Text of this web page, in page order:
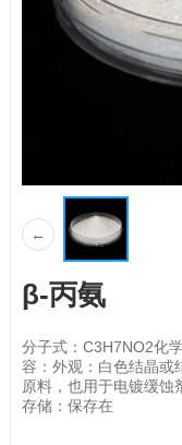
←
β-丙氨
分子式：C3H7NO2化
容：外观：白色结晶或
原料，也用于电镀缓
存储：保存在